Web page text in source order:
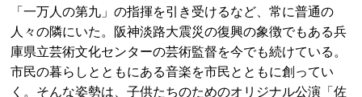
「一万人の第九」の指揮を引き受けるなど、常に普通の
人々の隣にいた。阪神淡路大震災の復興の象徴でもある兵
庫県立芸術文化センターの芸術監督を今でも続けている。
市民の暮らしとともにある音楽を市民とともに創ってい
く。そんな姿勢は、子供たちのためのオリジナル公演「佐